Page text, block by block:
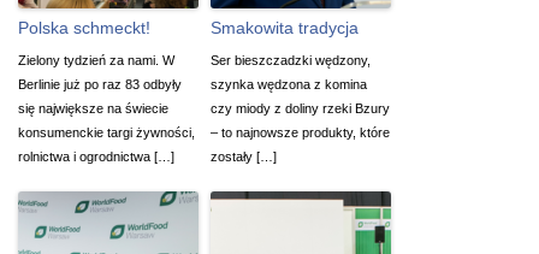
Polska schmeckt!
Zielony tydzień za nami. W
Berlinie już po raz 83 odbyły
się największe na świecie
konsumenckie targi żywności,
rolnictwa i ogrodnictwa […]
Smakowita tradycja
Ser bieszczadzki wędzony,
szynka wędzona z komina
czy miody z doliny rzeki Bzury
– to najnowsze produkty, które
zostały […]